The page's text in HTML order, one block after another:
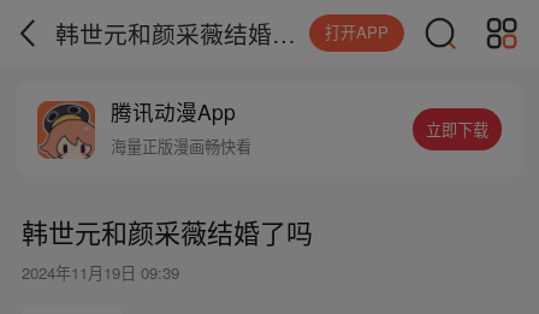
韩世元和颜采薇结婚了吗 打开APP
腾讯动漫App
海量正版漫画畅快看
立即下载
韩世元和颜采薇结婚了吗
2024年11月19日 09:39